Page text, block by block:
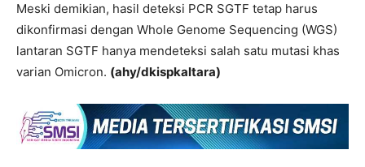
Meski demikian, hasil deteksi PCR SGTF tetap harus
dikonfirmasi dengan Whole Genome Sequencing (WGS)
lantaran SGTF hanya mendeteksi salah satu mutasi khas
varian Omicron. (ahy/dkispkaltara)